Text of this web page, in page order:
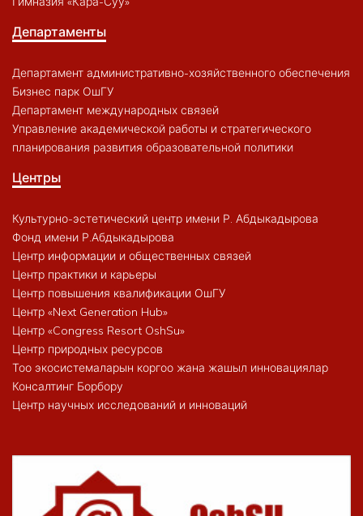
Департаменты
Департамент административно-хозяйственного обеспечения
Бизнес парк ОшГУ
Департамент международных связей
Управление академической работы и стратегического
планирования развития образовательной политики
Центры
Культурно-эстетический центр имени Р. Абдыкадырова
Фонд имени Р.Абдыкадырова
Центр информации и общественных связей
Центр практики и карьеры
Центр повышения квалификации ОшГУ
Центр «Next Generation Hub»
Центр «Congress Resort OshSu»
Центр природных ресурсов
Тоо экосистемаларын коргоо жана жашыл инновациялар
Консалтинг Борбору
Центр научных исследований и инноваций